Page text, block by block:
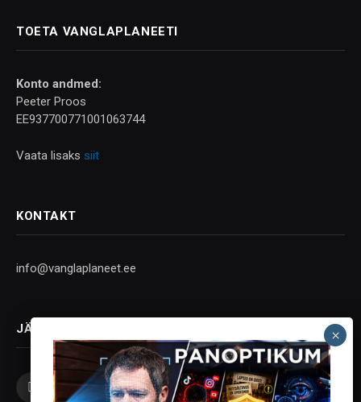
TOETA VANGLAPLANEETI
Konto andmed:
Peeter Proos
EE937700771001063744
Vaata lisaks siit
KONTAKT
info@vanglaplaneet.ee
JÄLGI SOTSIAALMEEDIAS
Facebook
X InstagramYouTubeTelegram